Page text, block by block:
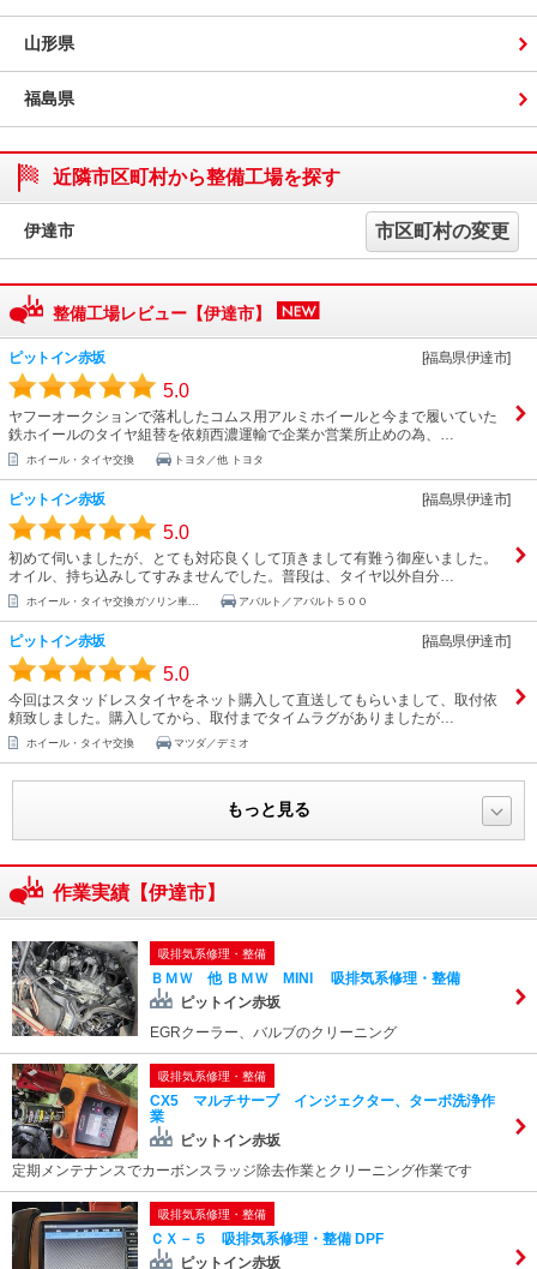
山形県
福島県
近隣市区町村から整備工場を探す
伊達市 市区町村の変更
整備工場レビュー【伊達市】
ピットイン赤坂 [福島県伊達市]
5.0
ヤフーオークションで落札したコムス用アルミホイールと今まで履いていた
鉄ホイールのタイヤ組替を依頼西濃運輸で企業か営業所止めの為、…
ホイール・タイヤ交換 トヨタ／他 トヨタ
ピットイン赤坂 [福島県伊達市]
5.0
初めて伺いましたが、とても対応良くして頂きまして有難う御座いました。
オイル、持ち込みしてすみませんでした。普段は、タイヤ以外自分…
ホイール・タイヤ交換ガソリン車... アバルト／アバルト５００
ピットイン赤坂 [福島県伊達市]
5.0
今回はスタッドレスタイヤをネット購入して直送してもらいまして、取付依
頼致しました。購入してから、取付までタイムラグがありましたが…
ホイール・タイヤ交換 マツダ／デミオ
もっと見る
作業実績【伊達市】
吸排気系修理・整備
ＢＭＷ 他 ＢＭＷ MINI 吸排気系修理・整備
ピットイン赤坂
EGRクーラー、バルブのクリーニング
吸排気系修理・整備
CX5 マルチサーブ インジェクター、ターボ洗浄作
業
ピットイン赤坂
定期メンテナンスでカーボンスラッジ除去作業とクリーニング作業です
吸排気系修理・整備
ＣＸ－５ 吸排気系修理・整備 DPF
ピットイン赤坂